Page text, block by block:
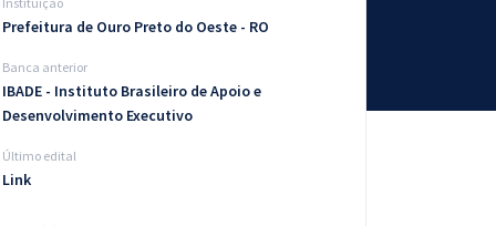
Prefeitura de Ouro Preto do Oeste - RO
Banca anterior
IBADE - Instituto Brasileiro de Apoio e
Desenvolvimento Executivo
Último edital
Link